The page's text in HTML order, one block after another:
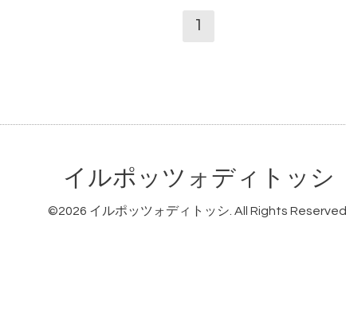
1
イルポッツォディトッシ
©2026 イルポッツォディトッシ . All Rights Reserved.